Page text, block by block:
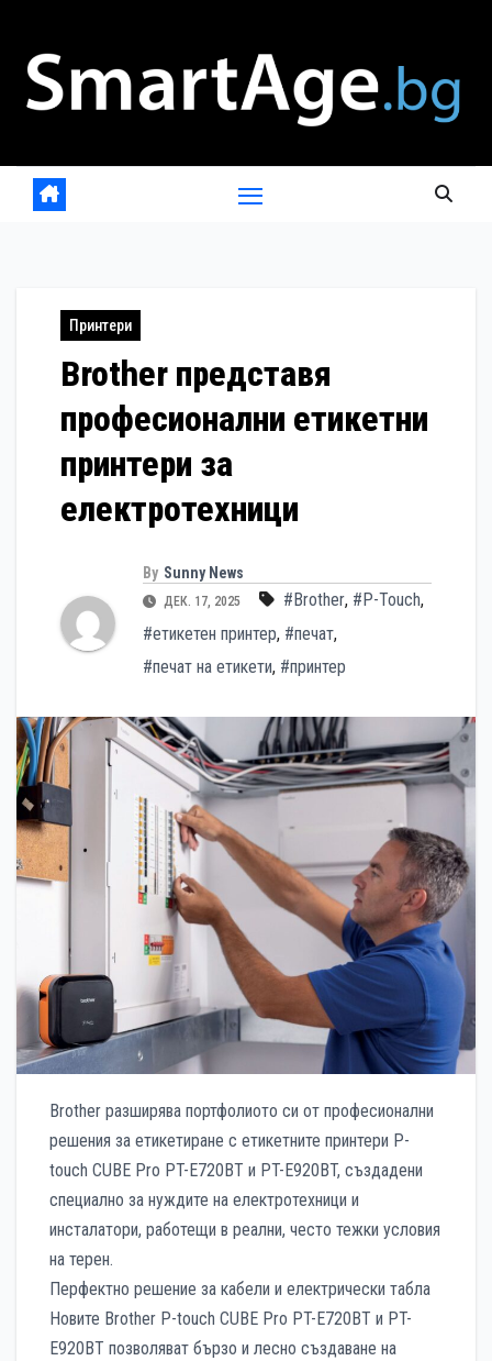
content
Принтери
Brother представя
професионални етикетни
принтери за
електротехници
By Sunny News
ДЕК. 17, 2025 #Brother, #P-Touch,
#етикетен принтер, #печат,
#печат на етикети, #принтер
Brother разширява портфолиото си от професионални
решения за етикетиране с етикетните принтери P-
touch CUBE Pro PT-E720BT и PT-E920BT, създадени
специално за нуждите на електротехници и
инсталатори, работещи в реални, често тежки условия
на терен.
Перфектно решение за кабели и електрически табла
Новите Brother P-touch CUBE Pro PT-E720BT и PT-
E920BT позволяват бързо и лесно създаване на